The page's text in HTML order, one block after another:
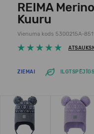
REIMA
Kuuru
Vienuma kods 5300215A-
ZIEMAI ILGTSPĒJĪGS